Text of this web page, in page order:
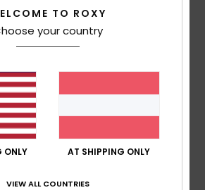
4.0/5
verifizierten Bewertungenseit Mai
TO ROXY
your country
ONLY AT SHIPPING ONLY
VIEW ALL COUNTRIES